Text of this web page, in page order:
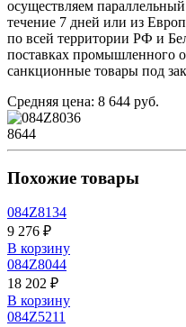
осуществляем
течение 7 дней или из
по всей территории РФ и
поставках промышленного
санкционные товары под
Средняя цена: 8 644 руб.
8644
Похожие товары
084Z8134
9 276 ₽
В корзину
084Z8044
18 202 ₽
В корзину
084Z5211